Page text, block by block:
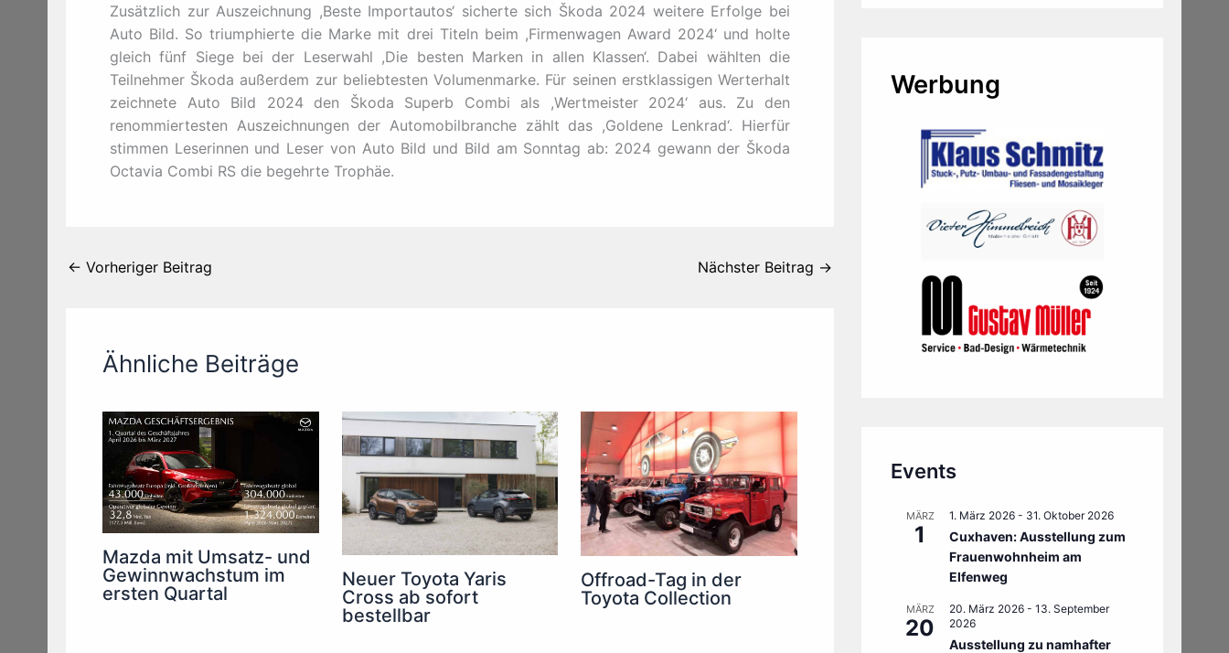
Zusätzlich zur Auszeichnung ,Beste Importautos‘ sicherte sich Škoda 2024 weitere Erfolge bei
Auto Bild. So triumphierte die Marke mit drei Titeln beim ,Firmenwagen Award 2024‘ und holte
gleich fünf Siege bei der Leserwahl ,Die besten Marken in allen Klassen‘. Dabei wählten die
Teilnehmer Škoda außerdem zur beliebtesten Volumenmarke. Für seinen erstklassigen Werterhalt
zeichnete Auto Bild 2024 den Škoda Superb Combi als ,Wertmeister 2024‘ aus. Zu den
renommiertesten Auszeichnungen der Automobilbranche zählt das ,Goldene Lenkrad‘. Hierfür
stimmen Leserinnen und Leser von Auto Bild und Bild am Sonntag ab: 2024 gewann der Škoda
Octavia Combi RS die begehrte Trophäe.
← Vorheriger Beitrag Nächster Beitrag →
Ähnliche Beiträge
Mazda mit Umsatz- und
Gewinnwachstum im
ersten Quartal
Neuer Toyota Yaris
Cross ab sofort
bestellbar
Offroad-Tag in der
Toyota Collection
Werbung
Events
MÄRZ
1
1. März 2026 - 31. Oktober 2026
Cuxhaven: Ausstellung zum
Frauenwohnheim am
Elfenweg
MÄRZ
20
20. März 2026 - 13. September
2026
Ausstellung zu namhafter